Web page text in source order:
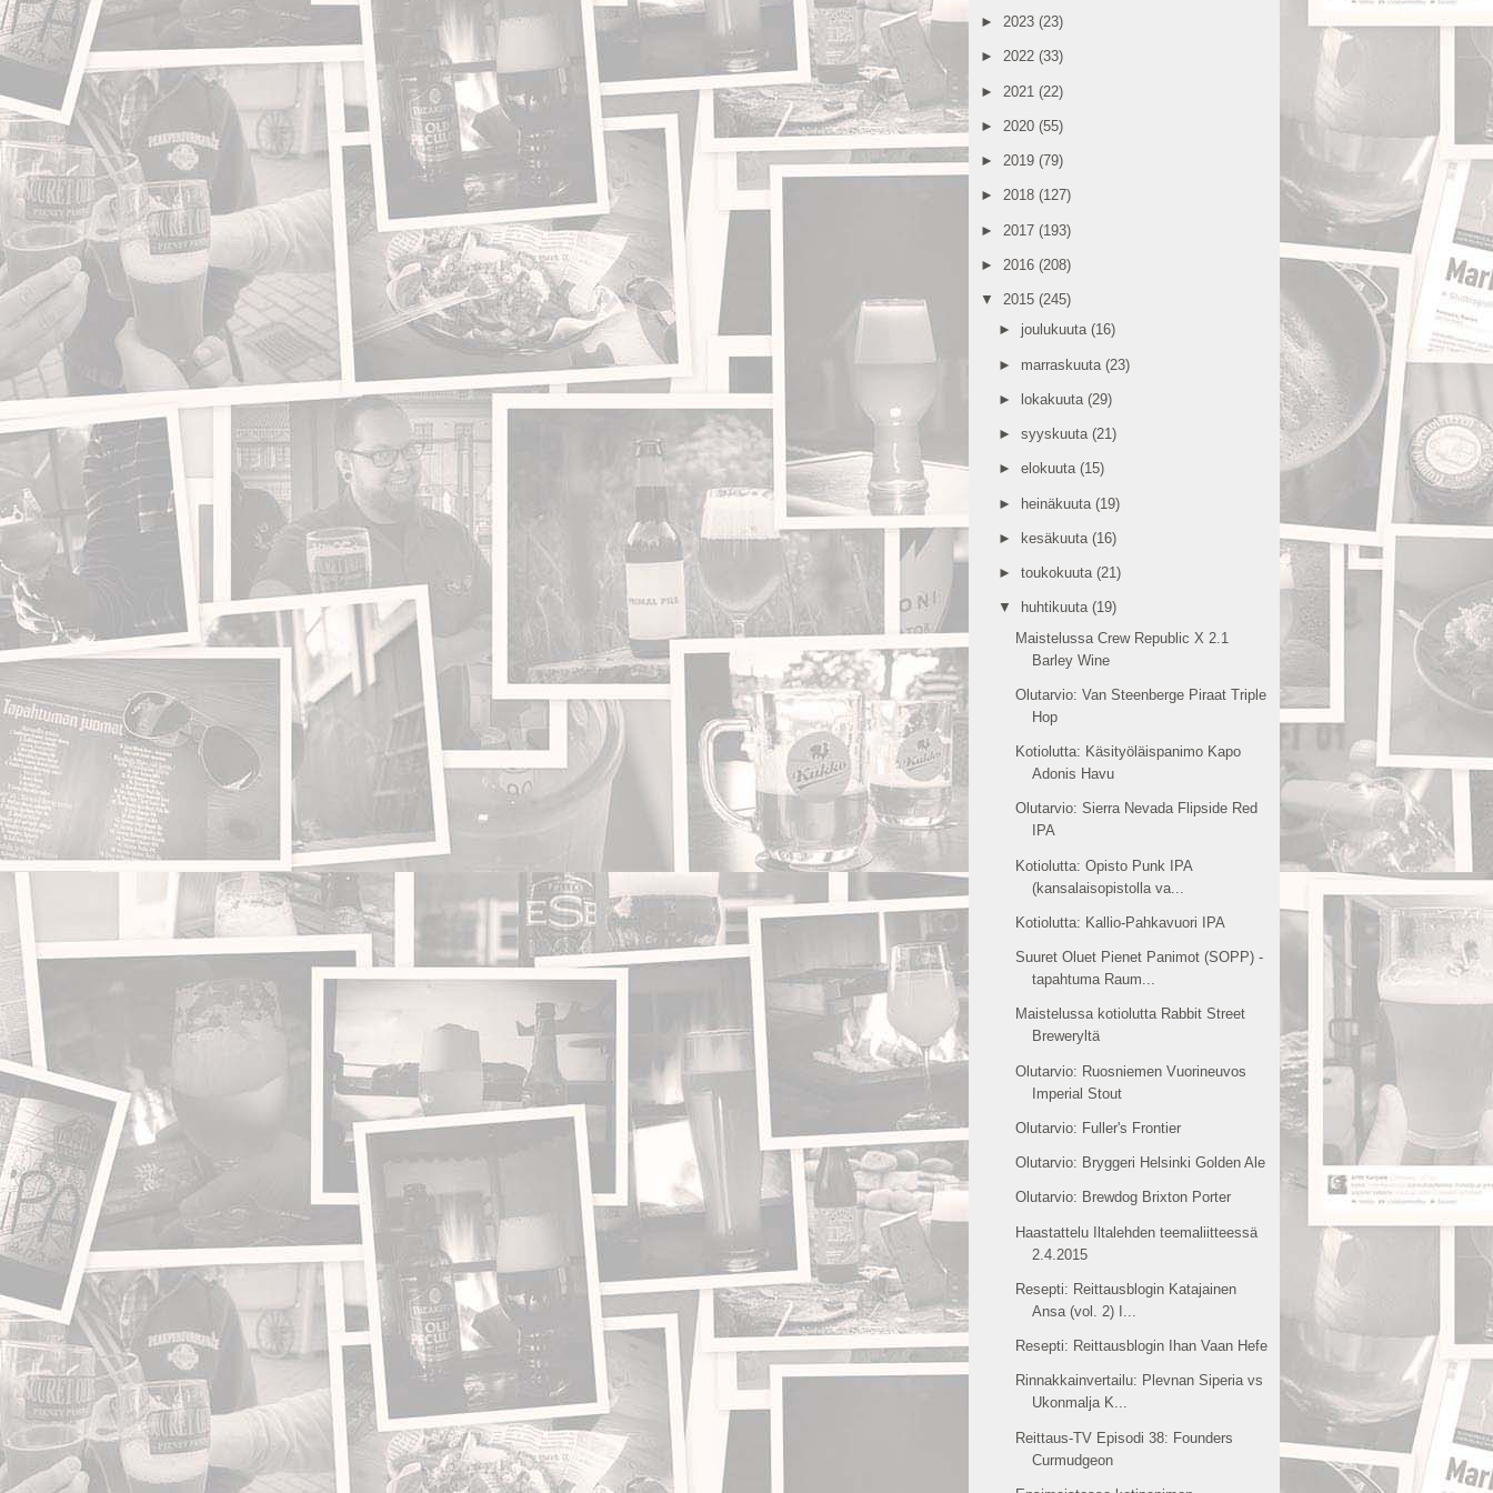
► 2023 (23)
► 2022 (33)
► 2021 (22)
► 2020 (55)
► 2019 (79)
► 2018 (127)
► 2017 (193)
► 2016 (208)
▼ 2015 (245)
► joulukuuta (16)
► marraskuuta (23)
► lokakuuta (29)
► syyskuuta (21)
► elokuuta (15)
► heinäkuuta (19)
► kesäkuuta (16)
► toukokuuta (21)
▼ huhtikuuta (19)
Maistelussa Crew Republic X 2.1
Barley Wine
Olutarvio: Van Steenberge Piraat Triple
Hop
Kotiolutta: Käsityöläispanimo Kapo
Adonis Havu
Olutarvio: Sierra Nevada Flipside Red
IPA
Kotiolutta: Opisto Punk IPA
(kansalaisopistolla va...
Kotiolutta: Kallio-Pahkavuori IPA
Suuret Oluet Pienet Panimot (SOPP) -
tapahtuma Raum...
Maistelussa kotiolutta Rabbit Street
Breweryltä
Olutarvio: Ruosniemen Vuorineuvos
Imperial Stout
Olutarvio: Fuller's Frontier
Olutarvio: Bryggeri Helsinki Golden Ale
Olutarvio: Brewdog Brixton Porter
Haastattelu Iltalehden teemaliitteessä
2.4.2015
Resepti: Reittausblogin Katajainen
Ansa (vol. 2) I...
Resepti: Reittausblogin Ihan Vaan Hefe
Rinnakkainvertailu: Plevnan Siperia vs
Ukonmalja K...
Reittaus-TV Episodi 38: Founders
Curmudgeon